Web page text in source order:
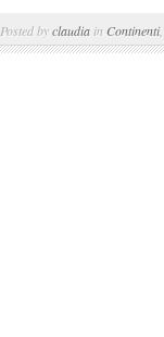
Posted byclaudia in Continenti,